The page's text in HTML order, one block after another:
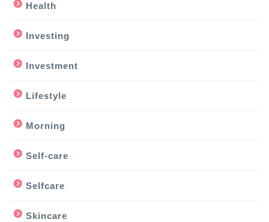
Health
Investing
Investment
Lifestyle
Morning
Self-care
Selfcare
Skincare